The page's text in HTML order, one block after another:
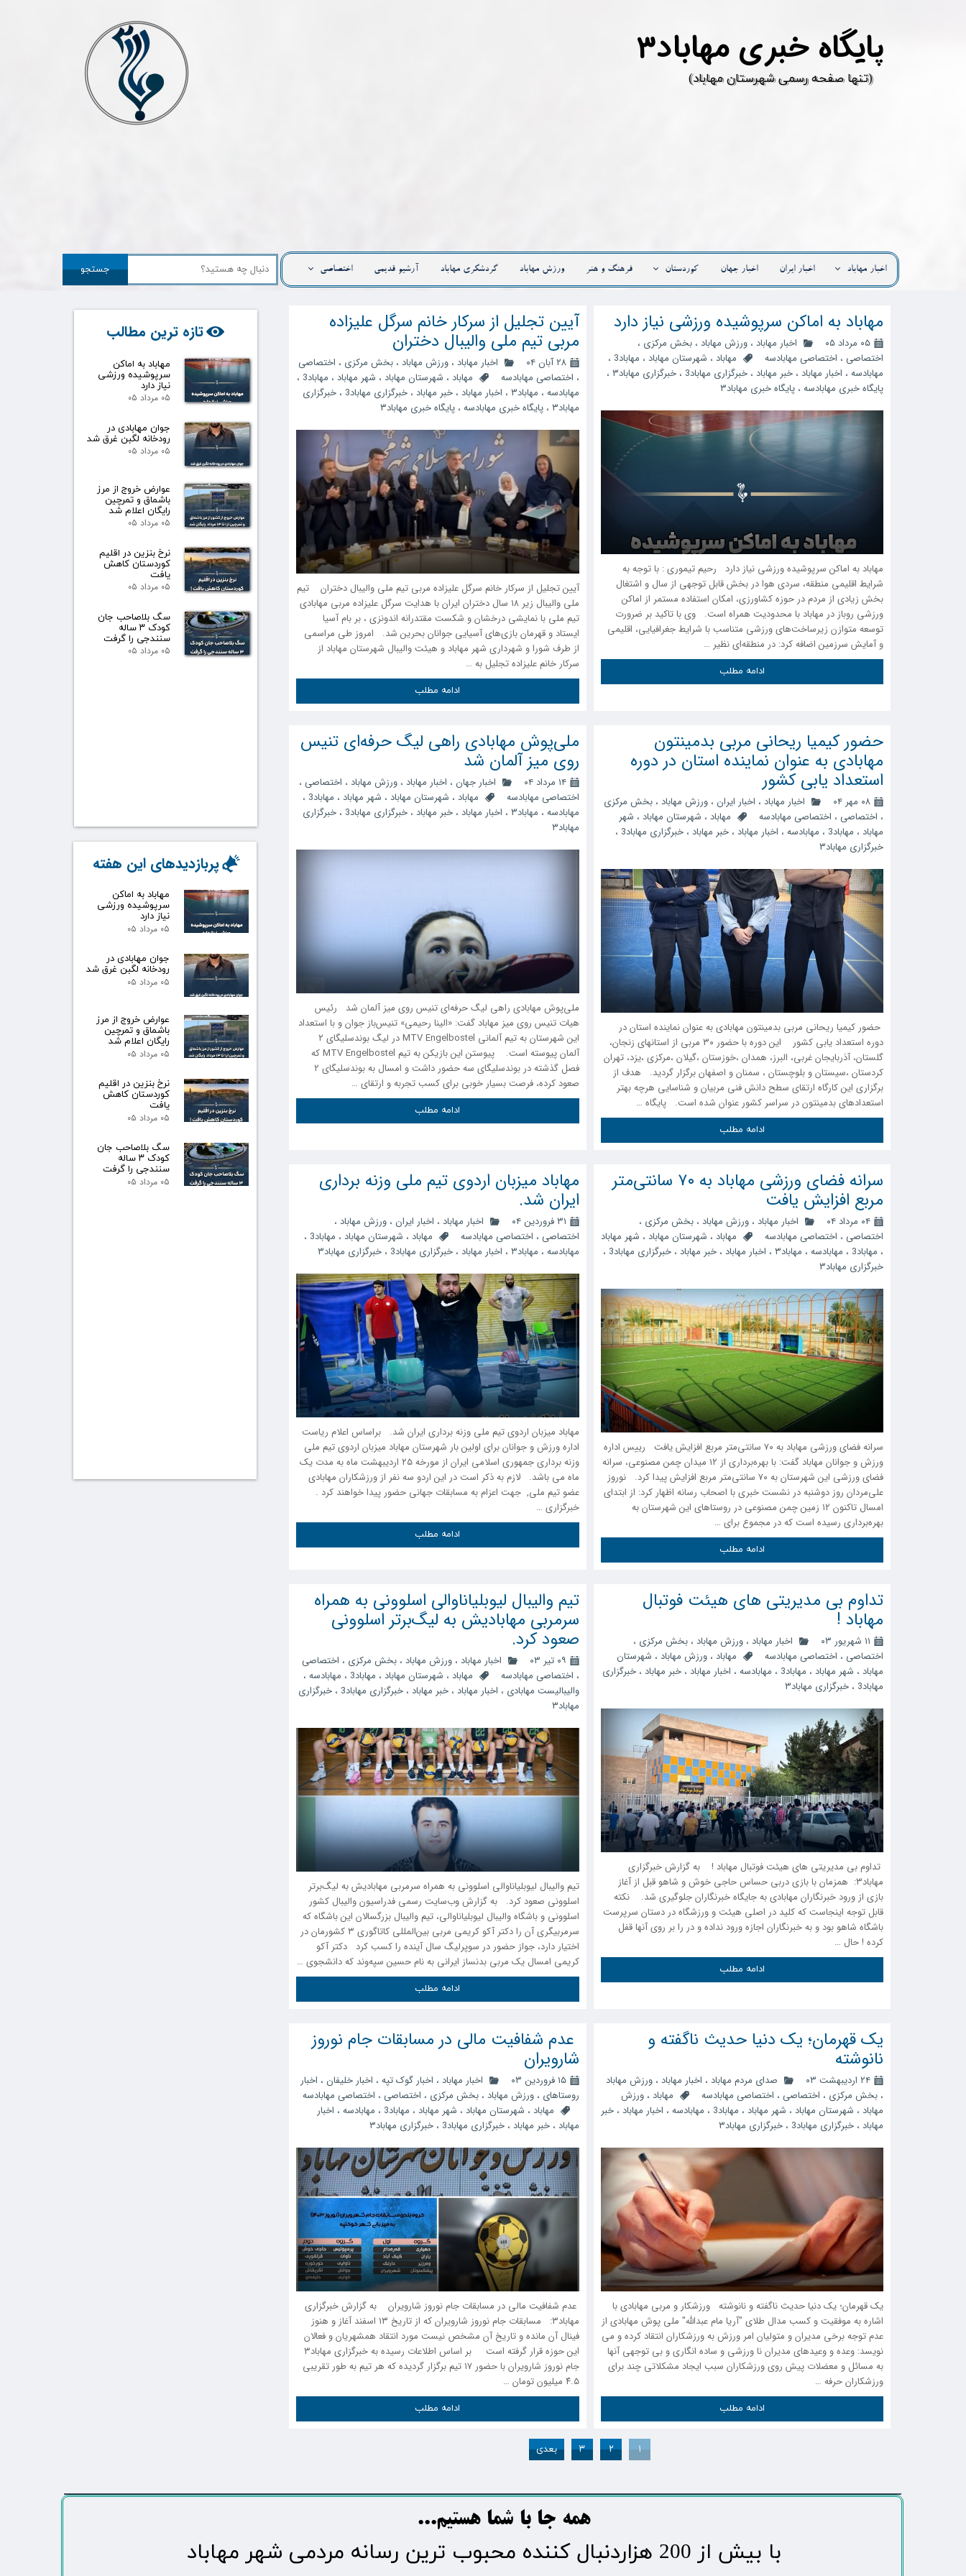
پ
​(تنها صفحه رسمی شهرستان مهاباد)
اخبار مهاباد اخبار ایران اخبار جهان کوردستان فرهنگ و هنر ورزش مهاباد گردشگری مهاباد آرشیو قدیمی اختصاصی جستجو
مهاباد به اماکن سرپوشیده ورزشی نیاز دارد
۰۵ مرداد ۰۵ اخبار مهاباد ، ورزش مهاباد ، بخش مرکزی ،
اختصاصی ، اختصاصی مهابادسه مهاباد ، شهرستان مهاباد ، مهاباد3 ،
مهابادسه ، اخبار مهاباد ، خبر مهاباد ، خبرگزاری مهاباد3 ، خبرگزاری مهاباد۳
،
پایگاه خبری مهابادسه ، پایگاه خبری مهاباد۳
مهاباد به اماکن سرپوشیده ورزشی نیاز دارد رحیم تیموری : با توجه به
شرایط اقلیمی منطقه، سردی هوا در بخش قابل توجهی از سال و اشتغال
بخش زیادی از مردم در حوزه کشاورزی، امکان استفاده مستمر از اماکن
ورزشی روباز در مهاباد با محدودیت همراه است. وی با تاکید بر ضرورت
توسعه متوازن زیرساخت‌های ورزشی متناسب با شرایط جغرافیایی، اقلیمی
و آمایش سرزمین اضافه کرد: در منطقه‌ای نظیر …
ادامه مطلب
آیین تجلیل از سرکار خانم سرگل علیزاده
مربی تیم ملی والیبال دختران
۲۸ آبان ۰۴ اخبار مهاباد ،ورزش مهاباد ،بخش مرکزی ، اختصاصی
، اختصاصی مهابادسه مهاباد ، شهرستان مهاباد ، شهر مهاباد ، مهاباد3 ،
مهابادسه ، مهاباد۳ ، اخبار مهاباد ،خبر مهاباد ،خبرگزاری مهاباد3 ،خبرگزاری
مهاباد۳
،پایگاه خبری مهابادسه ،پایگاه خبری مهاباد۳
آیین تجلیل از سرکار خانم سرگل علیزاده مربی تیم ملی والیبال دختران تیم
ملی والیبال زیر ۱۸ سال دختران ایران با هدایت سرگل علیزاده مربی مهابادی
تیم ملی با نمایشی درخشان و شکست مقتدرانه اندونزی ، بر بام آسیا
ایستاد و قهرمان بازی‌های آسیایی جوانان بحرین شد. امروز طی مراسمی
از طرف شورا و شهرداری شهر مهاباد و هیئت والیبال شهرستان مهاباد از
سرکار خانم علیزاده تجلیل به …
ادامه مطلب
حضور کیمیا ریحانی مربی بدمینتون
مهابادی به عنوان نماینده استان در دوره
استعداد یابی کشور
۰۸ مهر ۰۴ اخبار مهاباد ، اخبار ایران ، ورزش مهاباد ، بخش مرکزی
، اختصاصی ، اختصاصی مهابادسه مهاباد ، شهرستان مهاباد ، شهر
مهاباد ، مهاباد3 ، مهابادسه ، اخبار مهاباد ، خبر مهاباد ، خبرگزاری مهاباد3 ،
خبرگزاری مهاباد۳
حضور کیمیا ریحانی مربی بدمینتون مهابادی به عنوان نماینده استان در
دوره استعداد یابی کشور این دوره با حضور ۳۰ مربی از استانهای زنجان،
گلستان، آذربایجان غربی، البرز، همدان ،خوزستان ،گیلان ،مرکزی ،یزد، تهران
کردستان ،سیستان و بلوچستان ، سمنان و اصفهان برگزار گردید. هدف از
برگزاری این کارگاه ارتقای سطح دانش فنی مربیان و شناسایی هرچه بهتر
استعدادهای بدمینتون در سراسر کشور عنوان شده است. پایگاه …
ادامه مطلب
ملی‌پوش مهابادی راهی لیگ حرفه‌ای تنیس
روی میز آلمان شد
۱۴ مرداد ۰۴ اخبار جهان ، اخبار مهاباد ،ورزش مهاباد ، اختصاصی ،
اختصاصی مهابادسه
مهاباد ، شهرستان مهاباد ، شهر مهاباد ، مهاباد3 ،
مهابادسه ، مهاباد۳ ، اخبار مهاباد ،خبر مهاباد ،خبرگزاری مهاباد3 ،خبرگزاری
مهاباد۳
ملی‌پوش مهابادی راهی لیگ حرفه‌ای تنیس روی میز آلمان شد رئیس
هیات تنیس روی میز مهاباد گفت: «الینا رحیمی» تنیس‌باز جوان و با استعداد
این شهرستان به تیم آلمانی MTV Engelbostel در لیگ بوندسلیگای ۲
آلمان پیوسته است. پیوستن این بازیکن به تیم MTV Engelbostel که
فصل گذشته در بوندسلیگای سه حضور داشت و امسال به بوندسلیگای ۲
صعود کرده، فرصت بسیار خوبی برای کسب تجربه و ارتقای …
ادامه مطلب
سرانه فضای ورزشی مهاباد به ۷۰ سانتی‌متر
مربع افزایش یافت
۰۴ مرداد ۰۴ اخبار مهاباد ، ورزش مهاباد ، بخش مرکزی ،
اختصاصی ، اختصاصی مهابادسه مهاباد ، شهرستان مهاباد ، شهر مهاباد
، مهاباد3 ، مهابادسه ، مهاباد۳ ، اخبار مهاباد ، خبر مهاباد ، خبرگزاری مهاباد3 ،
خبرگزاری مهاباد۳
سرانه فضای ورزشی مهاباد به ۷۰ سانتی‌متر مربع افزایش یافت رییس اداره
ورزش و جوانان مهاباد گفت: با بهره‌برداری از ۱۲ میدان چمن مصنوعی، سرانه
فضای ورزشی این شهرستان به ۷۰ سانتی‌متر مربع افزایش پیدا کرد. نوروز
علی‌مردان روز دوشنبه در نشست خبری با اصحاب رسانه اظهار کرد: از ابتدای
امسال تاکنون ۱۲ زمین چمن مصنوعی در روستاهای این شهرستان به
بهره‌برداری رسیده است که در مجموع برای …
ادامه مطلب
مهاباد میزبان اردوی تیم ملی وزنه برداری
ایران شد.
۳۱ فروردین ۰۴ اخبار مهاباد ، اخبار ایران ،ورزش مهاباد ،
اختصاصی ، اختصاصی مهابادسه مهاباد ، شهرستان مهاباد ، مهاباد3 ،
مهابادسه ، مهاباد۳ ، اخبار مهاباد ،خبرگزاری مهاباد3 ،خبرگزاری مهاباد۳
مهاباد میزبان اردوی تیم ملی وزنه برداری ایران شد. براساس اعلام ریاست
اداره ورزش و جوانان برای اولین بار شهرستان مهاباد میزبان اردوی تیم ملی
وزنه برداری جمهوری اسلامی ایران از مورخه ۲۵ اردیبهشت ماه به مدت یک
ماه می باشد. لازم به ذکر است در این اردو سه نفر از ورزشکاران مهابادی
عضو تیم ملی, جهت اعزام به مسابقات جهانی حضور پیدا خواهند کرد .
خبرگزاری …
ادامه مطلب
تداوم‌ بی مدیریتی های هیئت فوتبال
مهاباد !
۱۱ شهریور ۰۳ اخبار مهاباد ، ورزش مهاباد ، بخش مرکزی ،
اختصاصی ، اختصاصی مهابادسه مهاباد ، ورزش مهاباد ، شهرستان
مهاباد ، شهر مهاباد ، مهاباد3 ، مهابادسه ، اخبار مهاباد ، خبر مهاباد ، خبرگزاری
مهاباد3 ، خبرگزاری مهاباد۳
‍ تداوم‌ بی مدیریتی های هیئت فوتبال مهاباد ! به گزارش خبرگزاری
مهاباد۳: همزمان با بازی دربی حساس حاجی خوش و شاهو قبل از آغاز
بازی از ورود خبرنگاران مهابادی به جایگاه خبرنگاران جلوگیری شد. نکته
قابل توجه اینجاست که کلید در اصلی هیئت و ورزشگاه در دستان سرپرست
باشگاه شاهو بود و به خبرنگاران اجازه ورود نداده و در را بر روی آنها قفل
کرده ! حال …
ادامه مطلب
تیم والیبال لیوبلیانا‌والی اسلوونی به همراه
سرمربی مهابادیش به لیگ‌برتر اسلوونی
صعود کرد.
۰۹ تیر ۰۳ اخبار مهاباد ،ورزش مهاباد ،بخش مرکزی ، اختصاصی
، اختصاصی مهابادسه مهاباد ، شهرستان مهاباد ، مهاباد3 ، مهابادسه ،
والیبالیست مهابادی ، اخبار مهاباد ،خبر مهاباد ،خبرگزاری مهاباد3 ،خبرگزاری
مهاباد۳
تیم والیبال لیوبلیانا‌والی اسلوونی به همراه سرمربی مهابادیش به لیگ‌برتر
اسلوونی صعود کرد. به گزارش وب‌سایت رسمی فدراسیون والیبال کشور
اسلوونی و باشگاه والیبال لیوبلیانا‌والی، تیم والیبال بزرگسالان این باشگاه که
سرمربیگری آن را دکتر آکو کریمی مربی بین‌المللی کاتاگوری ۳ کشورمان در
اختیار دارد، جواز حضور در سوپرلیگ سال آینده را کسب کرد دکتر آکو
کریمی امسال یک مربی بدنساز ایرانی به نام حسین سپه‌وند که دانشجوی …
ادامه مطلب
یک قهرمان؛ یک دنیا حدیث ناگفته و
نانوشته
۲۴ اردیبهشت ۰۳ صدای مردم مهاباد ، اخبار مهاباد ، ورزش مهاباد
، بخش مرکزی ، اختصاصی ، اختصاصی مهابادسه مهاباد ، ورزش
مهاباد ، شهرستان مهاباد ، شهر مهاباد ، مهاباد3 ، مهابادسه ، اخبار مهاباد ، خبر
مهاباد ، خبرگزاری مهاباد3 ، خبرگزاری مهاباد۳
یک قهرمان؛ یک دنیا حدیث ناگفته و نانوشته ورزشکار و مربی مهابادی با
اشاره به موفقیت و کسب مدال طلای "آریا مام عبدالله" ملی پوش مهابادی از
عدم توجه برخی مدیران و متولیان امر ورزش به ورزشکاران انتقاد کرده و می
نویسد: وعده و وعیدهای مدیران نا ورزشی و ساده انگاری و بی توجهی آنها
به مسائل و معضلات پیش روی ورزشکاران سبب ایجاد مشکلاتی چند برای
ورزشکاران حرفه …
ادامه مطلب
‍ عدم شفافیت مالی در مسابقات جام نوروز
شارویران
۱۵ فروردین ۰۳ اخبار مهاباد ، اخبار گوک تپه ، اخبار خلیفان ، اخبار
روستاهای ،ورزش مهاباد ،بخش مرکزی ، اختصاصی ، اختصاصی مهابادسه
مهاباد ، شهرستان مهاباد ، شهر مهاباد ، مهاباد3 ، مهابادسه ، اخبار
مهاباد ،خبر مهاباد ،خبرگزاری مهاباد3 ،خبرگزاری مهاباد۳
‍ عدم شفافیت مالی در مسابقات جام نوروز شارویران به گزارش خبرگزاری
مهاباد۳: مسابقات جام نوروز شارویران که از تاریخ ۱۳ اسفند آغاز و هنوز
فینال آن مانده و تاریخ آن مشخص نیست مورد انتقاد همشهریان و فعالان
این حوزه قرار گرفته است بر اساس اطلاعات رسیده به خبرگزاری مهاباد۳
جام نوروز شارویران با حضور ۱۷ تیم برگزار گردیده که هر تیم به طور تقریبی
۴.۵ میلیون تومان …
ادامه مطلب
۱ ۲ ۳ بعدی
تازه ترین مطالب
مهاباد به اماکن
سرپوشیده ورزشی
نیاز دارد
۰۵ مرداد ۰۵
جوان مهابادی در
رودخانه لگبن غرق شد
۰۵ مرداد ۰۵
عوارض خروج از مرز
باشماق و تمرچین
رایگان اعلام شد
۰۵ مرداد ۰۵
نرخ بنزین در اقلیم
کوردستان کاهش
یافت
۰۵ مرداد ۰۵
سگ بلاصاحب جان
کودک ۳ ساله
سنندجی را گرفت
۰۵ مرداد ۰۵
مهاباد به اماکن
سرپوشیده ورزشی
نیاز دارد
۰۵ مرداد ۰۵
جوان مهابادی در
رودخانه لگبن غرق شد
۰۵ مرداد ۰۵
عوارض خروج از مرز
باشماق و تمرچین
رایگان اعلام شد
۰۵ مرداد ۰۵
نرخ بنزین در اقلیم
کوردستان کاهش
یافت
۰۵ مرداد ۰۵
سگ بلاصاحب جان
کودک ۳ ساله
سنندجی را گرفت
۰۵ مرداد ۰۵
پربازدیدهای این هفته
​​​همه جا با شما هستیم...​​​​​​​​​​​​​​
​با بیش از 200 هزاردنبال کننده محبوب ترین رسانه مردمی شهر مهاباد​​​​​​​​​​​​​​